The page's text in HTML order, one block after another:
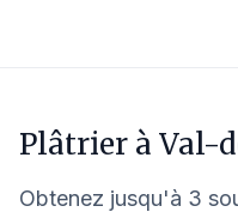
Plâtrier à Val-
Obtenez jusqu'à 3